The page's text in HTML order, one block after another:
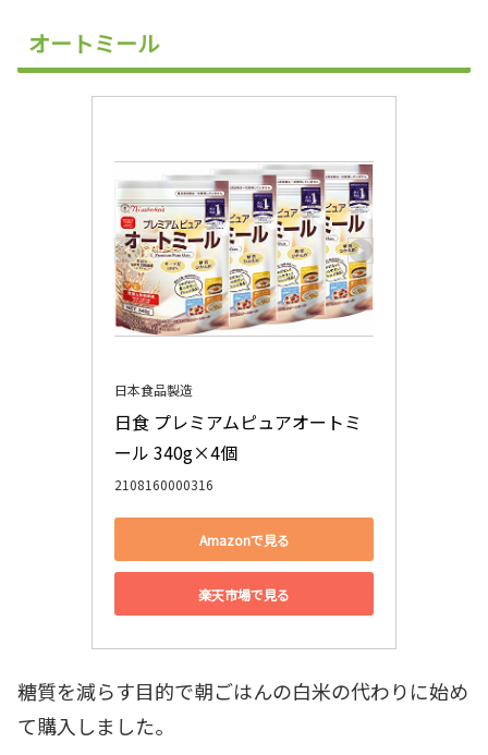
オートミール
日本食品製造
日食 プレミアムピュアオートミ
ール 340g×4個
2108160000316
Amazonで見る
楽天市場で見る
糖質を減らす目的で朝ごはんの白米の代わりに始め
て購入しました。